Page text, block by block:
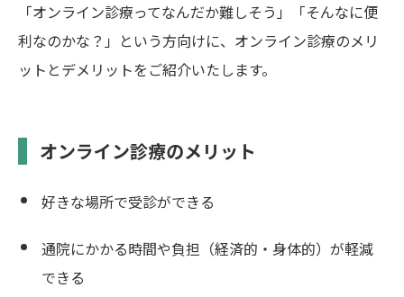
「オンライン診療ってなんだか難しそう」「そんなに便
利なのかな？」という方向けに、オンライン診療のメリ
ットとデメリットをご紹介いたします。
オンライン診療のメリット
好きな場所で受診ができる
通院にかかる時間や負担（経済的・身体的）が軽減
できる